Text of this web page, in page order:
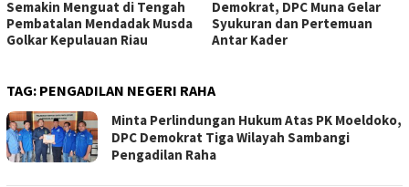
Semakin Menguat di Tengah
Pembatalan Mendadak Musda
Golkar Kepulauan Riau
Demokrat, DPC Muna Gelar
Syukuran dan Pertemuan
Antar Kader
TAG: PENGADILAN NEGERI RAHA
Minta Perlindungan Hukum Atas PK Moeldoko,
DPC Demokrat Tiga Wilayah Sambangi
Pengadilan Raha